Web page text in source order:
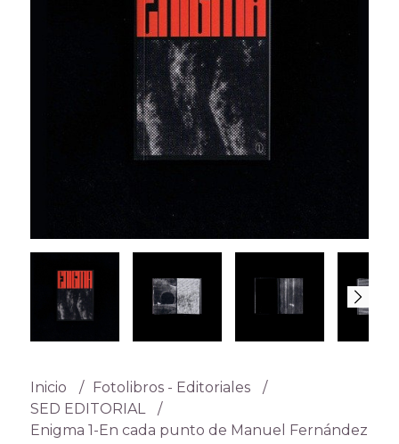
Inicio
Fotolibros - Editoriales
SED EDITORIAL
Enigma 1-En cada punto de Manuel Fernández